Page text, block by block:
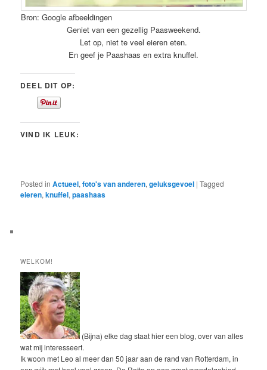
Bron: Google afbeeldingen
Geniet van een gezellig Paasweekend.
Let op, niet te veel eieren eten.
En geef je Paashaas en extra knuffel.
DEEL DIT OP:
VIND IK LEUK:
Posted in Actueel,foto's van anderen,geluksgevoel |Tagged
eieren,knuffel,paashaas
WELKOM!
(Bijna) elke dag staat hier een blog, over van alles
wat mij interesseert.
Ik woon met Leo al meer dan 50 jaar aan de rand van Rotterdam, in